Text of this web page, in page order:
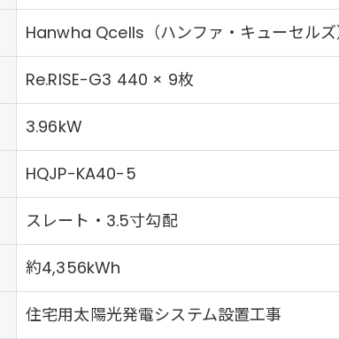
Hanwha Qcells（ハンファ・キューセルズ
Re.RISE-G3 440 × 9枚
3.96kW
HQJP-KA40-5
スレート・3.5寸勾配
約4,356kWh
住宅用太陽光発電システム設置工事